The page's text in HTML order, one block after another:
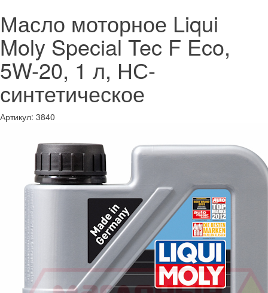
Масло моторное Liqui
Moly Special Tec F Eco,
5W-20, 1 л, НС-
синтетическое
Артикул: 3840